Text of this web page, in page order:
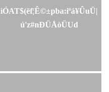
ìÓAT$(ëf¦Ê©±pba:iºá¥ÛuÜ|
ú'z#nÐÜÅòÜUd